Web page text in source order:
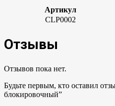
Артикул
CLP0002
Отзывы
Отзывов пока нет.
Будьте первым, кто оставил
блокировочный”